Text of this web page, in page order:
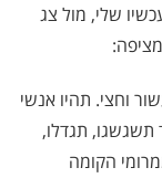
שלי, מול צג
וחצי. תהיו אנשי
תשגשגו, תגדלו,
הקומה